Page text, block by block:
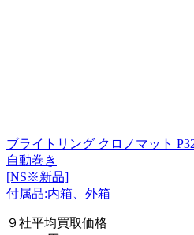
ブライトリング クロノマット
自動巻き
[NS※新品]
付属品:内箱、外箱
９社平均買取価格